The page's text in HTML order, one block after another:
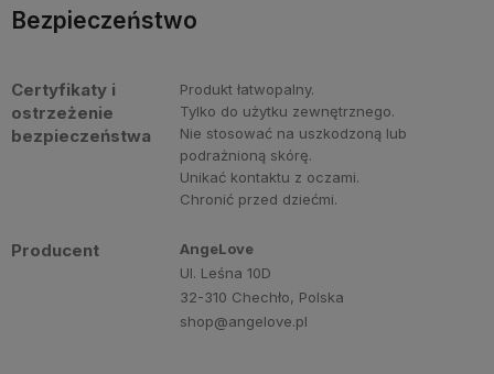
Bezpieczeństwo
Certyfikaty i
ostrzeżenie
bezpieczeństwa
Produkt łatwopalny.
Tylko do użytku zewnętrznego.
Nie stosować na uszkodzoną lub
podrażnioną skórę.
Unikać kontaktu z oczami.
Chronić przed dziećmi.
Producent
AngeLove
Ul. Leśna 10D
32-310 Chechło, Polska
shop@angelove.pl